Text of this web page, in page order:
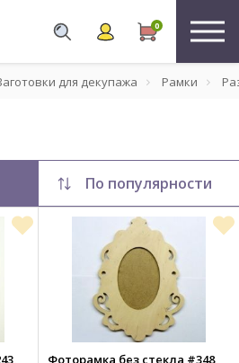
0
для декупажа Рамки
По популярности
Фоторамка без стекла #348,